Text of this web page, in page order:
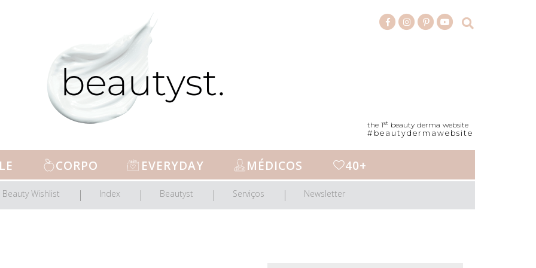
the 1st beauty derma website
#beautydermawebsite
CORPO EVERYDAY MÉDICOS 40+
Beauty Wishlist Index Beautyst Serviços Newsletter